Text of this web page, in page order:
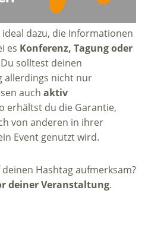
ideal dazu, die Informationen
es Konferenz, Tagung oder
solltest deinen
allerdings nicht nur
auch aktiv
erhältst du die Garantie,
von anderen in ihrer
Event genutzt wird.
Hashtag aufmerksam?
deiner Veranstaltung.